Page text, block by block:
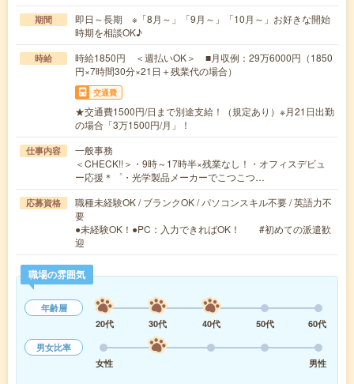
期間
即日～長期 ※「8月～」「9月～」「10月～」お好きな開始
時期を相談OK♪
時給
時給1850円 ＜週払いOK＞ ■月収例：29万6000円（1850
円×7時間30分×21日＋残業代の場合）
交通費
★交通費1500円/日まで別途支給！（規定あり）※月21日出勤
の場合「3万1500円/月」！
仕事内容
一般事務
＜CHECK!!＞・9時～17時半×残業なし！・オフィスデビュ
ー応援＊゜・光学製品メーカーでこつこつ…
応募資格
職種未経験OK / ブランクOK / パソコンスキル不要 / 英語力不
要
●未経験OK！●PC：入力できればOK！ #初めての派遣歓
迎
職場の雰囲気
年齢層
20代
30代 40代 50代
60代
男女比率
女性
男性